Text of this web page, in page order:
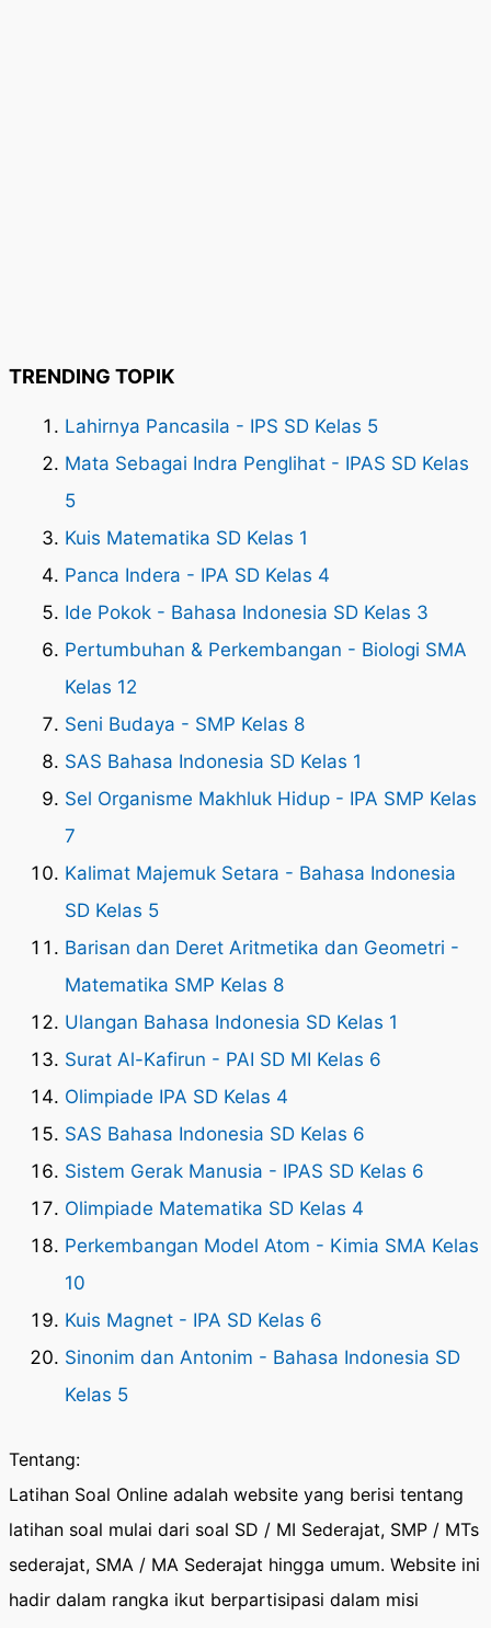
TRENDING TOPIK
Lahirnya Pancasila - IPS SD Kelas 5
Mata Sebagai Indra Penglihat - IPAS SD Kelas
5
Kuis Matematika SD Kelas 1
Panca Indera - IPA SD Kelas 4
Ide Pokok - Bahasa Indonesia SD Kelas 3
Pertumbuhan & Perkembangan - Biologi SMA
Kelas 12
Seni Budaya - SMP Kelas 8
SAS Bahasa Indonesia SD Kelas 1
Sel Organisme Makhluk Hidup - IPA SMP Kelas
7
Kalimat Majemuk Setara - Bahasa Indonesia
SD Kelas 5
Barisan dan Deret Aritmetika dan Geometri -
Matematika SMP Kelas 8
Ulangan Bahasa Indonesia SD Kelas 1
Surat Al-Kafirun - PAI SD MI Kelas 6
Olimpiade IPA SD Kelas 4
SAS Bahasa Indonesia SD Kelas 6
Sistem Gerak Manusia - IPAS SD Kelas 6
Olimpiade Matematika SD Kelas 4
Perkembangan Model Atom - Kimia SMA Kelas
10
Kuis Magnet - IPA SD Kelas 6
Sinonim dan Antonim - Bahasa Indonesia SD
Kelas 5
Tentang:
Latihan Soal Online adalah website yang berisi tentang
latihan soal mulai dari soal SD / MI Sederajat, SMP / MTs
sederajat, SMA / MA Sederajat hingga umum. Website ini
hadir dalam rangka ikut berpartisipasi dalam misi